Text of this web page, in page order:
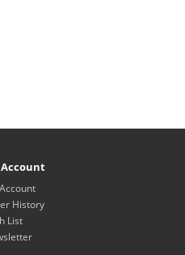
Account
History
List